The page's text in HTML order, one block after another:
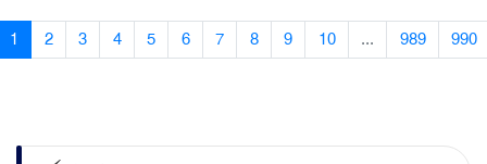
1 2 3 4 5 6 7 8 9 10 ... 989 990